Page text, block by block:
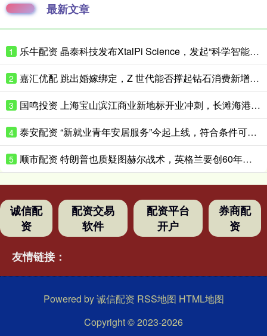
最新文章
1 乐牛配资 晶泰科技发布XtalPi Science，发起“科学智能开放生态联盟”
2 嘉汇优配 跳出婚嫁绑定，Z 世代能否撑起钻石消费新增量？
3 国鸣投资 上海宝山滨江商业新地标开业冲刺，长滩海港城今年底试营业
4 泰安配资 “新就业青年安居服务”今起上线，符合条件可优惠租赁保租房
5 顺市配资 特朗普也质疑图赫尔战术，英格兰要创60年最佳战绩困难重重
诚信配
资
配资交易
软件
配资平台
开户
券商配
资
友情链接：
Powered by诚信配资 RSS地图 HTML地图
Copyright© 2023-2026